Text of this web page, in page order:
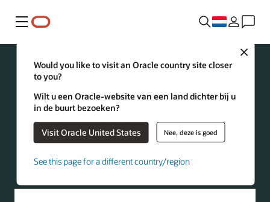
Menu
Close
Would you like to visit an Oracle country site closer
to you?
Wilt u een Oracle-website van een land dichter bij u
in de buurt bezoeken?
Visit Oracle United States Nee, deze is goed
See this page for a different country/region
Neem contact op met de
verkoopafdeling voor Oracle
Enterprise Resource Planning
(ERP)